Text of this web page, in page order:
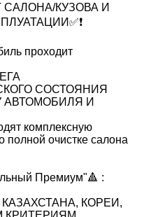
КУЗОВА И
проходит
СОСТОЯНИЯ
АВТОМОБИЛЯ И
комплексную
полной очистке салона
Премиум"🔺 :
КОРЕИ,